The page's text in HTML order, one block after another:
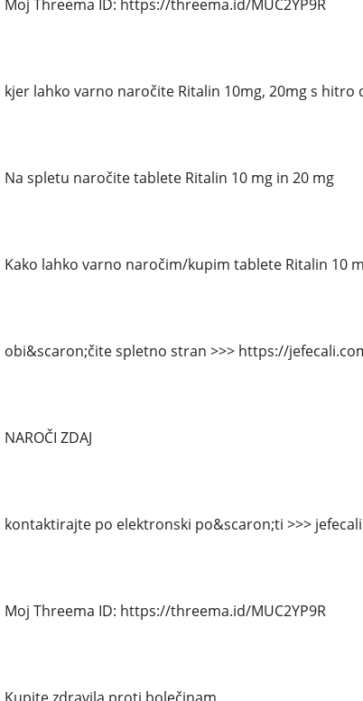
Moj Threema ID: https://threema.id/MUC2YP9R
kjer lahko varno naročite Ritalin 10mg, 20mg s hitro
Na spletu naročite tablete Ritalin 10 mg in 20 mg
Kako lahko varno naročim/kupim tablete Ritalin 10
obi&scaron;čite spletno stran >>> https://
NAROČI ZDAJ
kontaktirajte po elektronski po&scaron;ti >>>
Moj Threema ID: https://threema.id/MUC2YP9R
Kupite zdravila proti bolečinam,